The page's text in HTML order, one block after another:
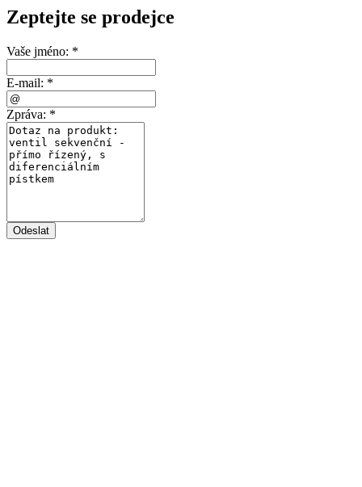
Zeptejte se prodejce
Vaše jméno: *
E-mail: *
Zpráva: *